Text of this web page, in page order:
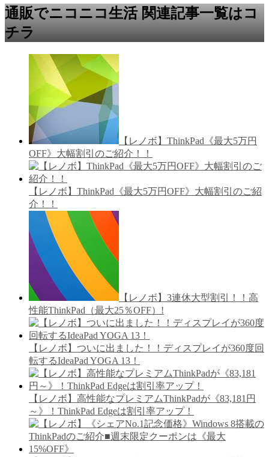
通販でニコニコ生活 関連記事一覧はコ
チラ
【レノボ】ThinkPad《最大5万円
OFF》大幅割引のご紹介！！
【レノボ】ThinkPad《最大5万円OFF》大幅割引のご紹
介！！
【レノボ】3連休大型割引！！高
性能ThinkPad（最大25％OFF）!
【レノボ】ついに出ました！！ディスプレイが360度回
転するIdeaPad YOGA 13！
【レノボ】高性能なプレミアムThinkPadが《83,181円
～》！ThinkPad Edgeは割引率アップ！